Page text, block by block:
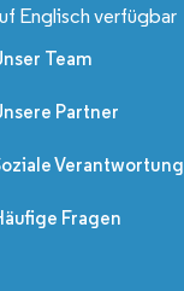
Englisch verfügbar
Team
Partner
Verantwortung
Fragen